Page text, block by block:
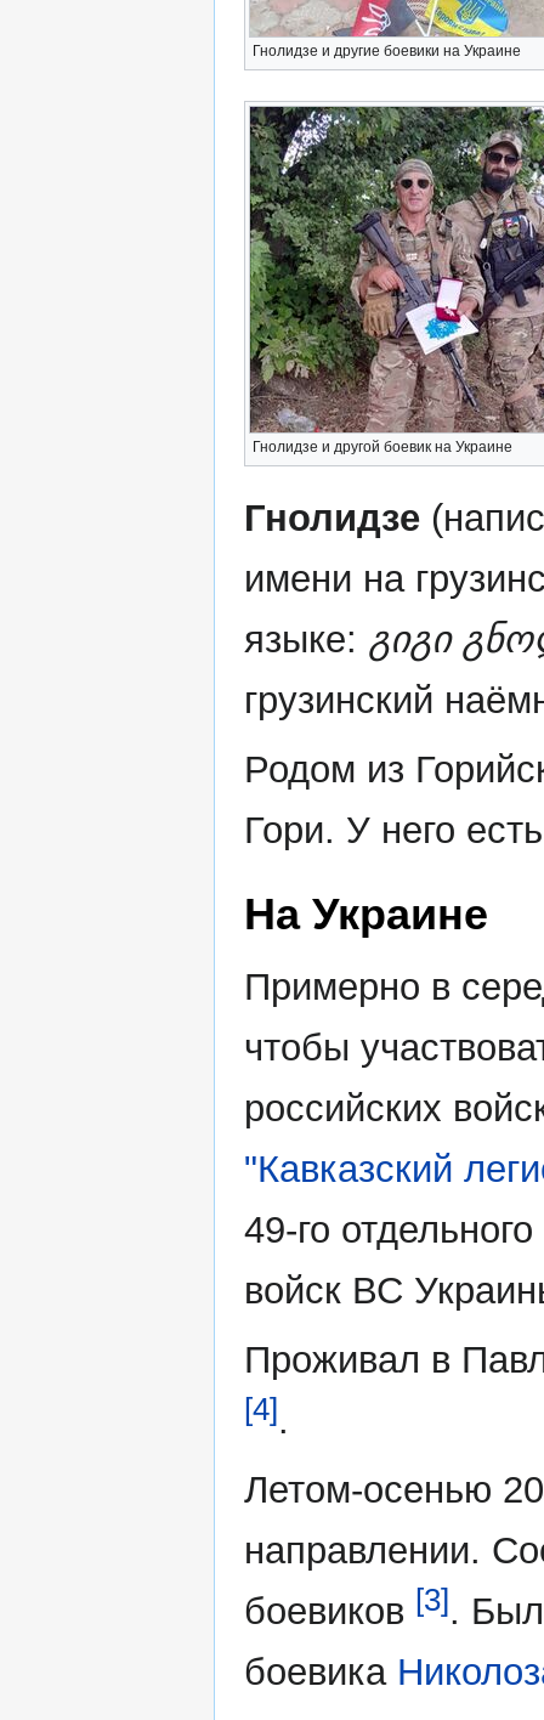
Гнолидзе и другие боевики на Украине
Гнолидзе и другой боевик на Украине
Гнолидзе
имени на
языке: გიგი
грузинский
Родом из
Гори. У него
На Украине
Примерно в
чтобы
российских
"Кавказский
49-го
войск ВС
Проживал в
[4].
Летом-осенью
направлении.
боевиков [3]. Был
боевика